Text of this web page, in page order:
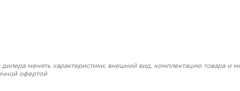
менять характеристики, внешний вид, комплектацию товара и
офертой